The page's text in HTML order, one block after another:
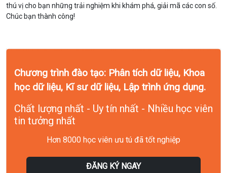
thú vị cho bạn những trải nghiệm khi khám phá, giải mã các con số.
Chúc bạn thành công!
Chương trình đào tạo: Phân tích dữ liệu, Khoa
học dữ liệu, Kĩ sư dữ liệu, Lập trình ứng dụng.
Chất lượng nhất - Uy tín nhất - Nhiều học viên
tin tưởng nhất
Hơn 8000 học viên ưu tú đã tốt nghiệp
ĐĂNG KÝ NGAY